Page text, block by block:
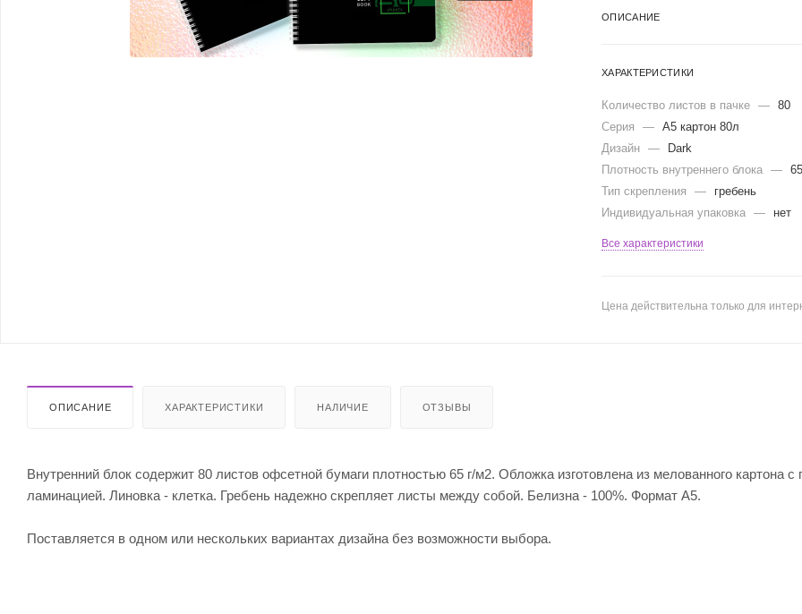
ОПИСАНИЕ
ХАРАКТЕРИСТИКИ
Количество листов в пачке — 80
Серия
— А5 картон 80л
Дизайн —
Dark
Плотность внутреннего блока — 65
Тип скрепления
—
гребень
Индивидуальная упаковка — нет
Все характеристики
Цена действительна только для
ОПИСАНИЕ ХАРАКТЕРИСТИКИ НАЛИЧИЕ ОТЗЫВЫ
Внутренний блок содержит 80 листов офсетной бумаги плотностью 65 г/м2. Обложка изготовлена из мелованного картона с
ламинацией. Линовка - клетка. Гребень надежно скрепляет листы между собой. Белизна - 100%. Формат А5.
Поставляется в одном или нескольких вариантах дизайна без возможности выбора.